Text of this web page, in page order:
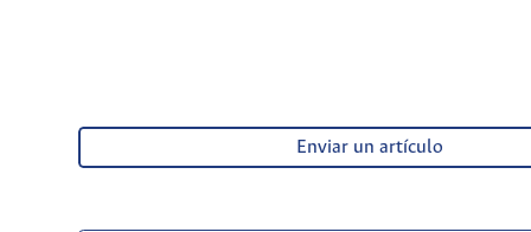
Enviar un artículo